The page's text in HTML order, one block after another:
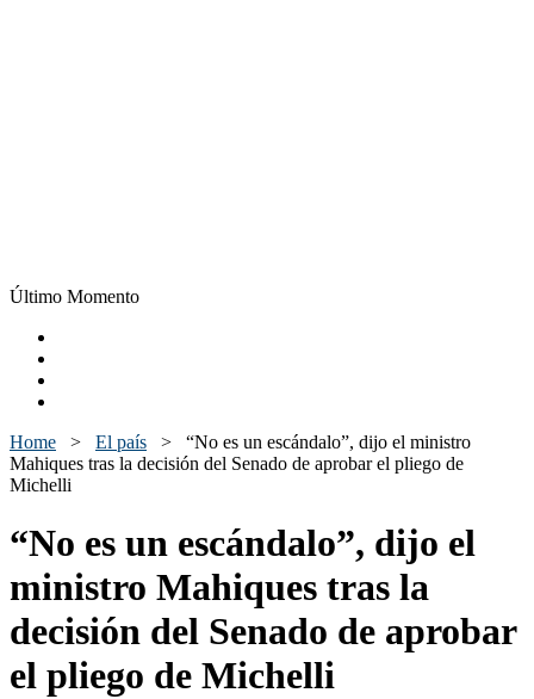
Último Momento
Home > El país > “No es un escándalo”, dijo el ministro
Mahiques tras la decisión del Senado de aprobar el pliego de
Michelli
“No es un escándalo”, dijo el
ministro Mahiques tras la
decisión del Senado de aprobar
el pliego de Michelli